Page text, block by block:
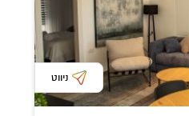
ניווט